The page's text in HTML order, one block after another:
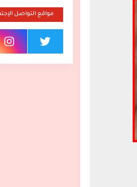
مواقع التواصل